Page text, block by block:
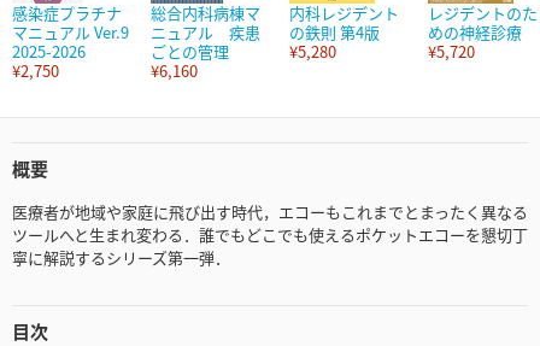
感染症プラチナ
マニュアル Ver.9
2025-2026
¥2,750
総合内科病棟マ
ニュアル 疾患
ごとの管理
¥6,160
内科レジデント
の鉄則 第4版
¥5,280
レジデントのた
めの神経診療
¥5,720
概要
医療者が地域や家庭に飛び出す時代，エコーもこれまでとまったく異なる
ツールへと生まれ変わる．誰でもどこでも使えるポケットエコーを懇切丁
寧に解説するシリーズ第一弾．
目次